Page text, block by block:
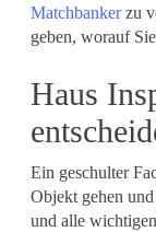
Matchbankerzu
geben, worauf
Haus
Ein geschulter
Objekt gehen
und alle